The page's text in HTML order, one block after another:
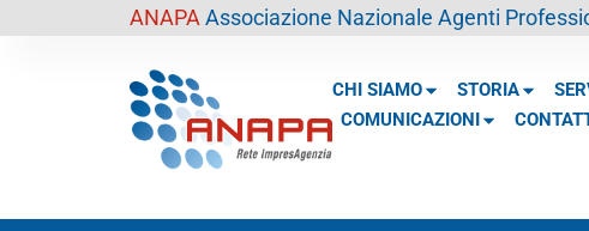
ANAPA Associazione Nazionale Agenti
CHI SIAMO STORIA
COMUNICAZIONI